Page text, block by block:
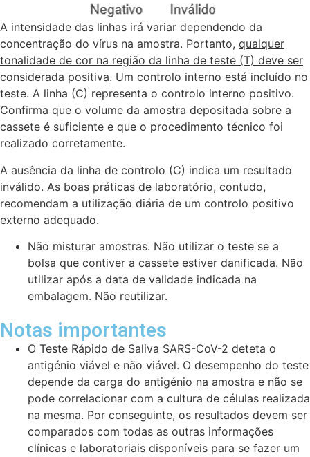
A intensidade das linhas irá variar dependendo da
concentração do vírus na amostra. Portanto, qualquer
tonalidade de cor na região da linha de teste (T) deve ser
considerada positiva. Um controlo interno está incluído no
teste. A linha (C) representa o controlo interno positivo.
Confirma que o volume da amostra depositada sobre a
cassete é suficiente e que o procedimento técnico foi
realizado corretamente.
A ausência da linha de controlo (C) indica um resultado
inválido. As boas práticas de laboratório, contudo,
recomendam a utilização diária de um controlo positivo
externo adequado.
Não misturar amostras. Não utilizar o teste se a
bolsa que contiver a cassete estiver danificada. Não
utilizar após a data de validade indicada na
embalagem. Não reutilizar.
Notas importantes
O Teste Rápido de Saliva SARS-CoV-2 deteta o
antigénio viável e não viável. O desempenho do teste
depende da carga do antigénio na amostra e não se
pode correlacionar com a cultura de células realizada
na mesma. Por conseguinte, os resultados devem ser
comparados com todas as outras informações
clínicas e laboratoriais disponíveis para se fazer um